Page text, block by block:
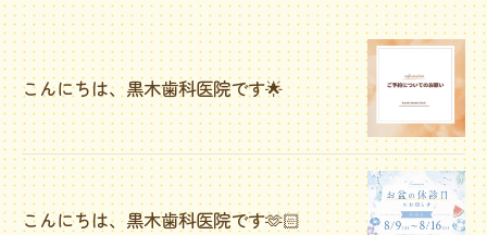
こんにちは、黒木歯科医院です🌟
こんにちは、黒木歯科医院です🫶🏻